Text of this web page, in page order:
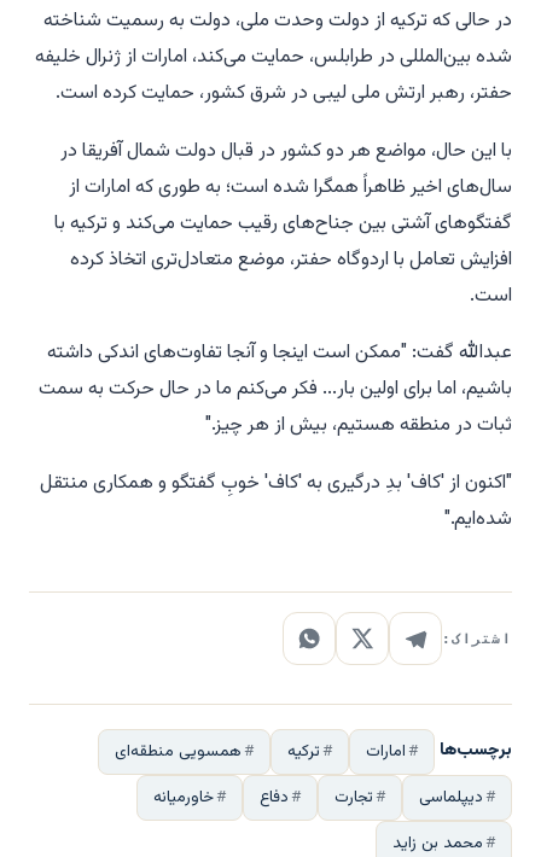
در حالی که ترکیه از دولت وحدت ملی، دولت به رسمیت شناخته
شده بین‌المللی در طرابلس، حمایت می‌کند، امارات از ژنرال خلیفه
حفتر، رهبر ارتش ملی لیبی در شرق کشور، حمایت کرده است.
با این حال، مواضع هر دو کشور در قبال دولت شمال آفریقا در
سال‌های اخیر ظاهراً همگرا شده است؛ به طوری که امارات از
گفتگوهای آشتی بین جناح‌های رقیب حمایت می‌کند و ترکیه با
افزایش تعامل با اردوگاه حفتر، موضع متعادل‌تری اتخاذ کرده
است.
عبدالله گفت: "ممکن است اینجا و آنجا تفاوت‌های اندکی داشته
باشیم، اما برای اولین بار... فکر می‌کنم ما در حال حرکت به سمت
ثبات در منطقه هستیم، بیش از هر چیز."
"اکنون از 'کاف' بدِ درگیری به 'کاف' خوبِ گفتگو و همکاری منتقل
شده‌ایم."
اشتراک:
برچسب‌ها امارات ترکیه
همسویی منطقه‌ای
دیپلماسی
تجارت دفاع
خاورمیانه
محمد بن زاید